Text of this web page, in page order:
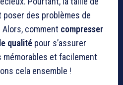
des problèmes de
comment compresser
qualité pour s’assurer
mémorables et facilement
cela ensemble !